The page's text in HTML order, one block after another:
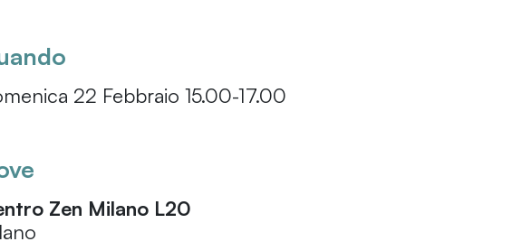
22 Febbraio 15.00-17.00
Zen Milano L20